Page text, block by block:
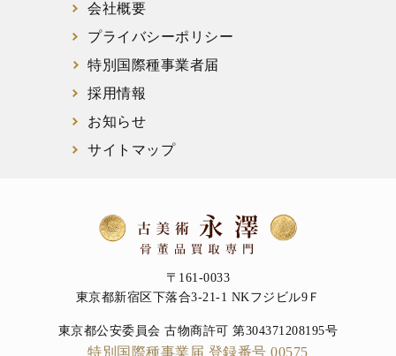
会社概要
プライバシーポリシー
特別国際種事業者届
採用情報
お知らせ
サイトマップ
〒161-0033
東京都新宿区下落合3-21-1 NKフジビル9Ｆ
東京都公安委員会 古物商許可 第304371208195号
特別国際種事業届 登録番号 00575